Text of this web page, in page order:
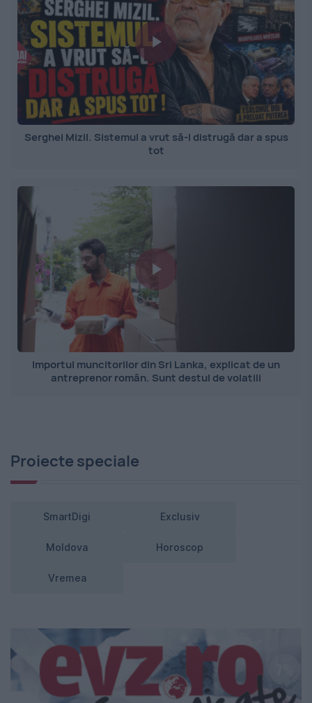
Serghei Mizil. Sistemul a vrut să-l distrugă dar a spus
tot
Importul muncitorilor din Sri Lanka, explicat de un
antreprenor român. Sunt destul de volatili
Proiecte speciale
SmartDigi Exclusiv
Moldova Horoscop
Vremea